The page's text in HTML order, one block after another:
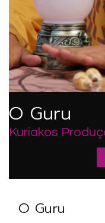
O Guru
Kuriakos
O Guru